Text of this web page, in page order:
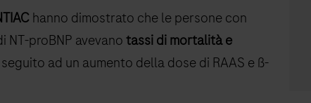
hanno dimostrato che le persone con
NT-proBNP avevanotassi di mortalità e
ad un aumento della dose di RAAS e ß-